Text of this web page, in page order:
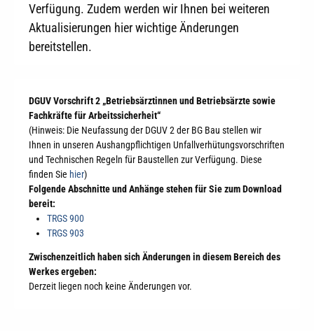
Verfügung. Zudem werden wir Ihnen bei weiteren
Aktualisierungen hier wichtige Änderungen
bereitstellen.
DGUV Vorschrift 2 „Betriebsärztinnen und Betriebsärzte sowie
Fachkräfte für Arbeitssicherheit“
(Hinweis: Die Neufassung der DGUV 2 der BG Bau stellen wir
Ihnen in unseren Aushangpflichtigen Unfallverhütungsvorschriften
und Technischen Regeln für Baustellen zur Verfügung. Diese
finden Sie hier)
Folgende Abschnitte und Anhänge stehen für Sie zum Download
bereit:
TRGS 900
TRGS 903
Zwischenzeitlich haben sich Änderungen in diesem Bereich des
Werkes ergeben:
Derzeit liegen noch keine Änderungen vor.